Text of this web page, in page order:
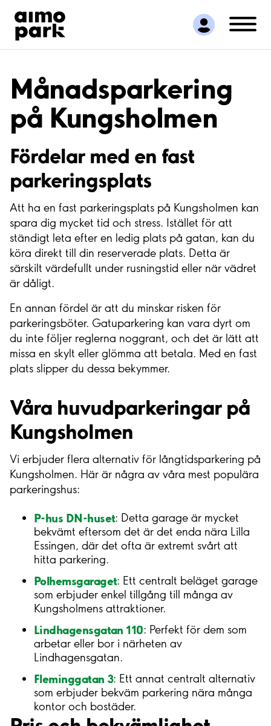
Hitta parkering
Samarbete
Kundservice
Om Aimo Park
Månadsparkering
på Kungsholmen
Fördelar med en fast
parkeringsplats
Att ha en fast parkeringsplats på Kungsholmen kan
spara dig mycket tid och stress. Istället för att
ständigt leta efter en ledig plats på gatan, kan du
köra direkt till din reserverade plats. Detta är
särskilt värdefullt under rusningstid eller när vädret
är dåligt.
En annan fördel är att du minskar risken för
parkeringsböter. Gatuparkering kan vara dyrt om
du inte följer reglerna noggrant, och det är lätt att
missa en skylt eller glömma att betala. Med en fast
plats slipper du dessa bekymmer.
Våra huvudparkeringar på
Kungsholmen
Vi erbjuder flera alternativ för långtidsparkering på
Kungsholmen. Här är några av våra mest populära
parkeringshus:
P-hus DN-huset: Detta garage är mycket
bekvämt eftersom det är det enda nära Lilla
Essingen, där det ofta är extremt svårt att
hitta parkering.
Polhemsgaraget: Ett centralt beläget garage
som erbjuder enkel tillgång till många av
Kungsholmens attraktioner.
Lindhagensgatan 110: Perfekt för dem som
arbetar eller bor i närheten av
Lindhagensgatan.
Fleminggatan 3: Ett annat centralt alternativ
som erbjuder bekväm parkering nära många
kontor och bostäder.